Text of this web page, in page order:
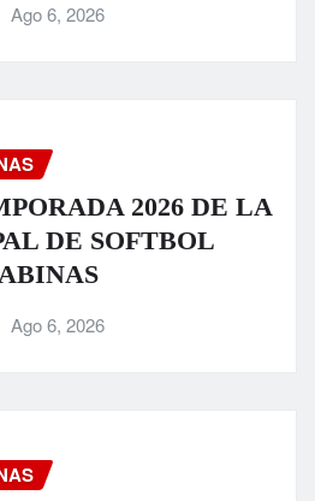
Ago 6, 2026
2026 DE LA
DE SOFTBOL
Ago 6, 2026